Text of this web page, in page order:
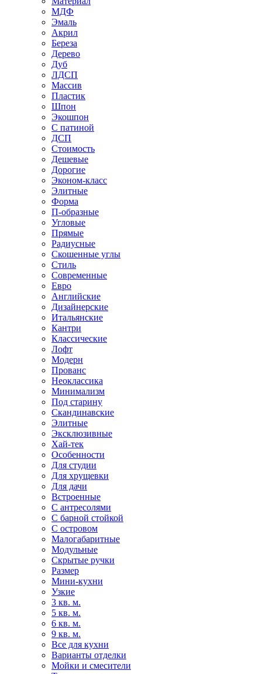
МДФ
Эмаль
Акрил
Береза
Дерево
Дуб
ЛДСП
Массив
Пластик
Шпон
Экошпон
С патиной
ДСП
Стоимость
Дешевые
Дорогие
Эконом-класс
Элитные
Форма
П-образные
Угловые
Прямые
Радиусные
Скошенные углы
Стиль
Современные
Евро
Английские
Дизайнерские
Итальянские
Кантри
Классические
Лофт
Модерн
Прованс
Неоклассика
Минимализм
Под старину
Скандинавские
Элитные
Эксклюзивные
Хай-тек
Особенности
Для студии
Для хрущевки
Для дачи
Встроенные
С антресолями
С барной стойкой
С островом
Малогабаритные
Модульные
Скрытые ручки
Размер
Мини-кухни
Узкие
3 кв. м.
5 кв. м.
6 кв. м.
9 кв. м.
Все для кухни
Варианты отделки
Мойки и смесители